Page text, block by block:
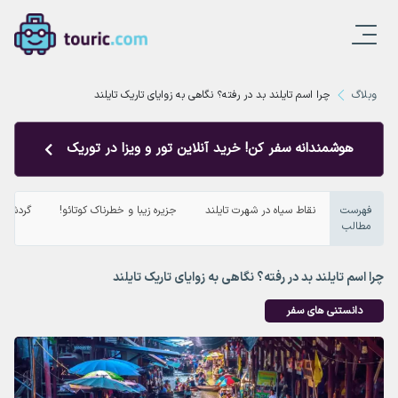
وبلاگ چرا اسم تایلند بد در رفته؟ نگاهی به زوایای تاریک تایلند
هوشمندانه سفر کن! خرید آنلاین تور و ویزا در توریک
فهرست
مطالب
نقاط سیاه در شهرت تایلند جزیره زیبا و خطرناک کوتائو!
چرا اسم تایلند بد در رفته؟ نگاهی به زوایای تاریک تایلند
دانستنی های سفر